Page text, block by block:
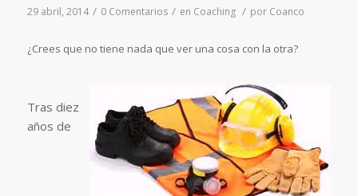
29 abril, 2014 / 0 Comentarios / en Coaching / por Coanco
¿Crees que no tiene nada que ver una cosa con la otra?
Tras diez
años de